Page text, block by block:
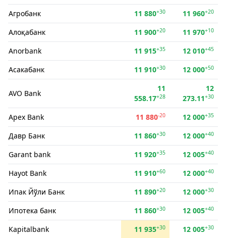
Агробанк 11 880+30 11 960+20
Алоқабанк 11 900+20 11 970+10
Anorbank 11 915+35 12 010+45
Асакабанк 11 910+30 12 000+50
AVO Bank
11
558.17+28
12
273.11+30
Apex Bank 11 880-20 12 000+35
Давр Банк 11 860+30 12 000+40
Garant bank 11 920+35 12 005+40
Hayot Bank 11 910+60 12 000+40
Ипак Йўли Банк 11 890+20 12 000+30
Ипотека банк 11 860+30 12 005+40
Kapitalbank 11 935+30 12 005+30